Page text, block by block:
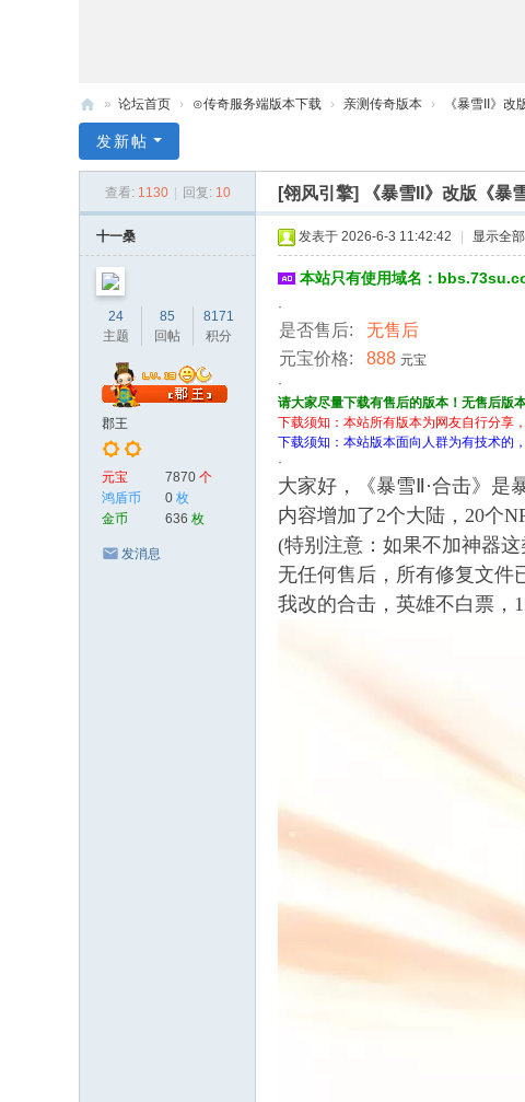
奇
» 论坛首页 › ⊙传奇服务端版本下载 › 亲测传奇版本 › 《暴雪II》改
发新帖
查看: 1130 回复: 10 [翎风引擎] 《暴雪II》改版《暴
十一桑
24
主题
85
回帖
8171
积分
郡王
元宝 7870 个
鸿盾币
0 枚
金币
636 枚
发消息
发表于 2026-6-3 11:42:42 显示全
本站只有使用域名：
·
是否售后: 无售后
元宝价格:
888 元宝
·
请大家尽量下载有售后的版本！无售后版
下载须知：本站所有版本为网友自行分享
下载须知：本站版本面向人群为有技术的
·
大家好，《暴雪Ⅱ·合击》是
内容增加了2个大陆，20个
(特别注意：如果不加神器
无任何售后，所有修复文件
我改的合击，英雄不白票，